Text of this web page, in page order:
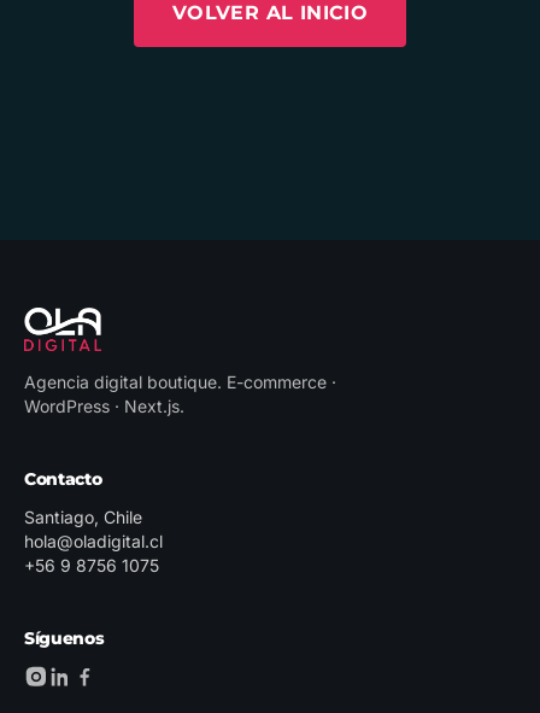
VOLVER AL INICIO
Agencia digital boutique. E-commerce ·
WordPress · Next.js.
Contacto
Santiago, Chile
hola@oladigital.cl
+56 9 8756 1075
Síguenos